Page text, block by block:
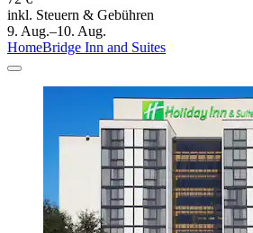
inkl. Steuern & Gebühren
9. Aug.–10. Aug.
HomeBridge Inn and Suites